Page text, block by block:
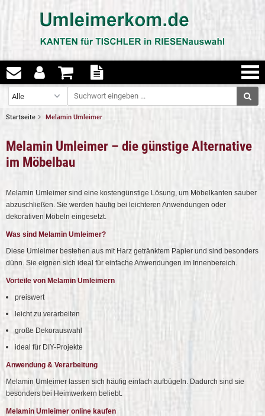
Startseite Melamin Umleimer
Melamin Umleimer – die günstige Alternative
im Möbelbau
Melamin Umleimer sind eine kostengünstige Lösung, um Möbelkanten sauber
abzuschließen. Sie werden häufig bei leichteren Anwendungen oder
dekorativen Möbeln eingesetzt.
Was sind Melamin Umleimer?
Diese Umleimer bestehen aus mit Harz getränktem Papier und sind besonders
dünn. Sie eignen sich ideal für einfache Anwendungen im Innenbereich.
Vorteile von Melamin Umleimern
preiswert
leicht zu verarbeiten
große Dekorauswahl
ideal für DIY-Projekte
Anwendung & Verarbeitung
Melamin Umleimer lassen sich häufig einfach aufbügeln. Dadurch sind sie
besonders bei Heimwerkern beliebt.
Melamin Umleimer online kaufen